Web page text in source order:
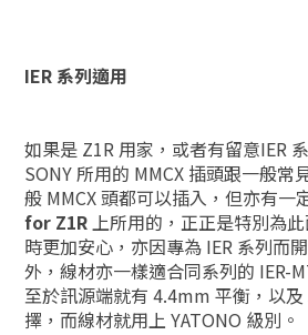
IER 系列適用
如果是 Z1R 用家，或者有留意IER
SONY 所用的 MMCX 插頭跟一般常
般 MMCX 頭都可以插入，但亦有一
for Z1R上所用的，正正是特別為
時更加安心，亦因專為 IER 系列而
外，線材亦一樣適合同系列的 IER-
至於訊源端就有 4.4mm 平衡，以
擇，而線材就用上 YATONO 級別。